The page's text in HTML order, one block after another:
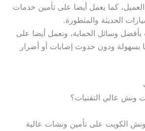
كما يعمل أيضا على تأمين خدمات
الحديثة والمتطورة.
وسائل الحماية، ونعمل أيضا على
بسهولة ودون حدوث إصابات أو أضرار
ونش عالي التقنيات؟
الكويت على تأمين ونشات عالية